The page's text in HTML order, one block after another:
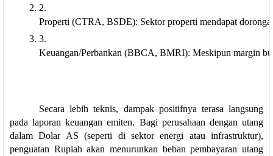
Properti (CTRA, BSDE): Sektor properti mendapat
Keuangan/Perbankan (BBCA, BMRI): Meskipun margin
Secara lebih teknis, dampak positifnya terasa langsung
pada laporan keuangan emiten. Bagi perusahaan dengan utang
dalam Dolar AS (seperti di sektor energi atau infrastruktur),
penguatan Rupiah akan menurunkan beban pembayaran utang